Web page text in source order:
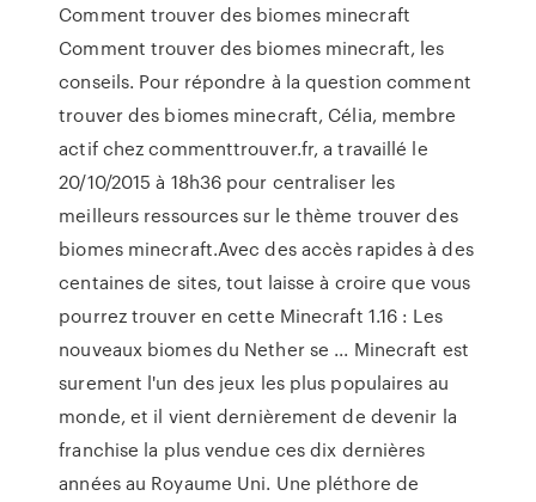
Comment trouver des biomes minecraft
Comment trouver des biomes minecraft, les
conseils. Pour répondre à la question comment
trouver des biomes minecraft, Célia, membre
actif chez commenttrouver.fr, a travaillé le
20/10/2015 à 18h36 pour centraliser les
meilleurs ressources sur le thème trouver des
biomes minecraft.Avec des accès rapides à des
centaines de sites, tout laisse à croire que vous
pourrez trouver en cette Minecraft 1.16 : Les
nouveaux biomes du Nether se ... Minecraft est
surement l'un des jeux les plus populaires au
monde, et il vient dernièrement de devenir la
franchise la plus vendue ces dix dernières
années au Royaume Uni. Une pléthore de